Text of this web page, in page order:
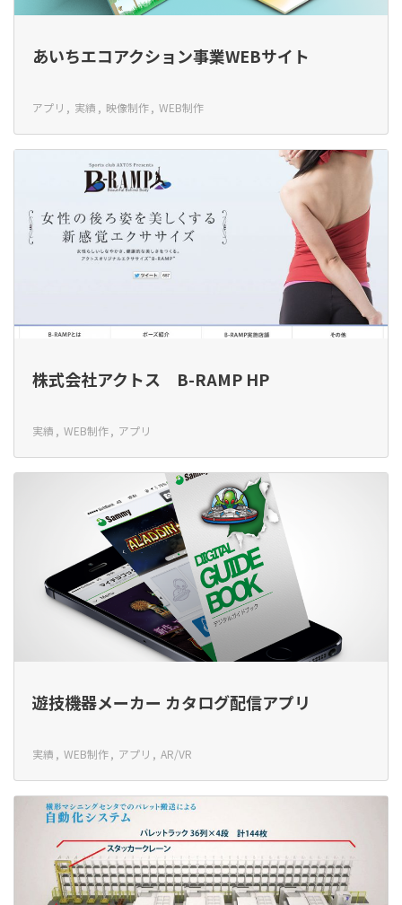
あいちエコアクション事業WEBサイト
アプリ 実績 映像制作 WEB制作
株式会社アクトス B-RAMP HP
実績 WEB制作 アプリ
遊技機器メーカー カタログ配信アプリ
実績 WEB制作 アプリ AR/VR